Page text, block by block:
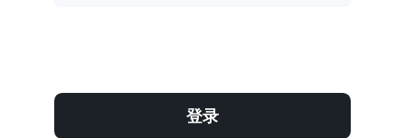
登录